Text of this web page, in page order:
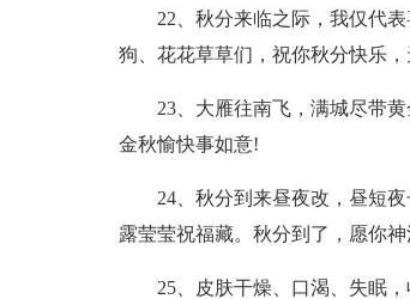
22、秋分来临之际，我仅代
狗、花花草草们，祝你秋分快乐
23、大雁往南飞，满城尽带
金秋愉快事如意!
24、秋分到来昼夜改，昼短
露莹莹祝福藏。秋分到了，愿你
25、皮肤干燥、口渴、失眠